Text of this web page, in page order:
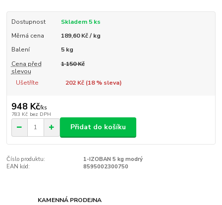
Dostupnost
Skladem 5 ks
Měrná cena
189,60 Kč / kg
Balení
5 kg
Cena před
slevou
1 150 Kč
Ušetříte 202 Kč (18% sleva)
948 Kč/ks
783 Kč bez DPH
Přidat do košíku
Číslo produktu:
1-IZOBAN 5 kg modrý
EAN kód:
8595002300750
KAMENNÁ PRODEJNA